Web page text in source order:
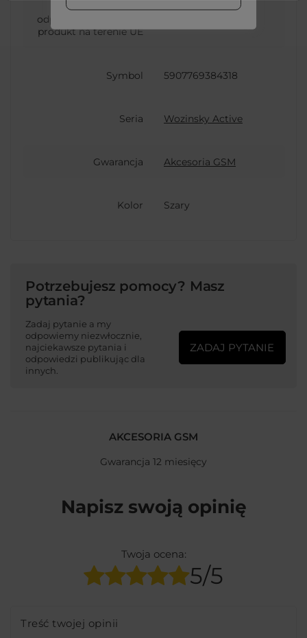
Podmiot
odpowiedzialny za ten
produkt na terenie UE
Hurtel Sp. z
Symbol 5907769384318
Seria Wozinsky Active
Gwarancja Akcesoria GSM
Kolor Szary
Potrzebujesz pomocy? Masz
pytania?
Zadaj pytanie a my
odpowiemy niezwłocznie,
najciekawsze pytania i
odpowiedzi publikując dla
innych.
ZADAJ PYTANIE
AKCESORIA GSM
Gwarancja 12 miesięcy
Napisz swoją opinię
Twoja ocena:
5/5
Treść twojej opinii